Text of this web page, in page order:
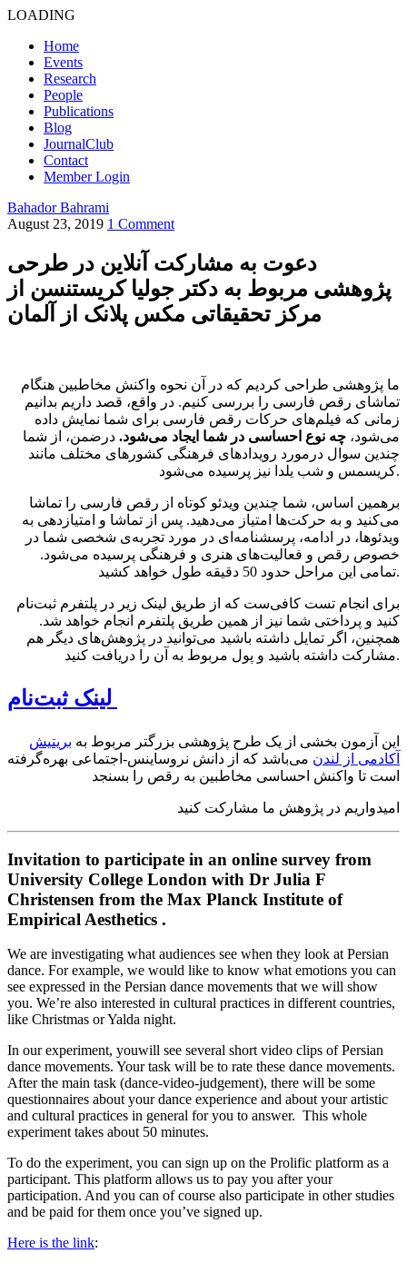
LOADING
Home
Events
Research
People
Publications
Blog
JournalClub
Contact
Member Login
Bahador Bahrami
August 23, 2019 1 Comment
دعوت به مشارکت آنلاین در طرحی
پژوهشی مربوط به دکتر جولیا کریستنسن از
مرکز تحقیقاتی مکس پلانک از آلمان
ما پژوهشی طراحی کردیم که در آن نحوه واکنش مخاطبین هنگام
تماشای رقص فارسی را بررسی کنیم. در واقع، قصد داریم بدانیم
زمانی که فیلم‌های حرکات رقص فارسی برای شما نمایش داده
می‌شود، چه نوع احساسی در شما ایجاد می‌شود. درضمن، از شما
چندین سوال درمورد رویدادهای فرهنگی کشورهای مختلف مانند
کریسمس و شب یلدا نیز پرسیده می‌شود.
برهمین اساس، شما چندین ویدئو کوتاه از رقص فارسی را تماشا
می‌کنید و به حرکت‌ها امتیاز می‌دهید. پس از تماشا و امتیازدهی به
ویدئوها، در ادامه، پرسشنامه‌ای در مورد تجربه‌ی شخصی شما در
خصوص رقص و فعالیت‌های هنری و فرهنگی پرسیده می‌شود.
تمامی این مراحل حدود 50 دقیقه طول خواهد کشید.
برای انجام تست کافی‌‌ست که از طریق لینک زیر در پلتفرم ثبت‌نام
کنید و پرداختی شما نیز از همین طریق پلتفرم انجام خواهد شد.
همچنین، اگر تمایل داشته باشید می‌توانید در پژوهش‌های دیگر هم
مشارکت داشته باشید و پول مربوط به آن را دریافت کنید.
این آزمون بخشی از یک طرح پژوهشی بزرگتر مربوط به بریتیش
آکادمی از لندن می‌باشد که از دانش نروساینس-اجتماعی بهره‌گرفته
است تا واکنش احساسی مخاطبین به رقص را بسنجد
امیدواریم در پژوهش ما مشارکت کنید
Invitation to participate in an online survey from
University College London with Dr Julia F
Christensen from the Max Planck Institute of
Empirical Aesthetics .
We are investigating what audiences see when they look at Persian
dance. For example, we would like to know what emotions you can
see expressed in the Persian dance movements that we will show
you. We’re also interested in cultural practices in different countries,
like Christmas or Yalda night.
In our experiment, youwill see several short video clips of Persian
dance movements. Your task will be to rate these dance movements.
After the main task (dance-video-judgement), there will be some
questionnaires about your dance experience and about your artistic
and cultural practices in general for you to answer. This whole
experiment takes about 50 minutes.
To do the experiment, you can sign up on the Prolific platform as a
participant. This platform allows us to pay you after your
participation. And you can of course also participate in other studies
and be paid for them once you’ve signed up.
Here is the link: